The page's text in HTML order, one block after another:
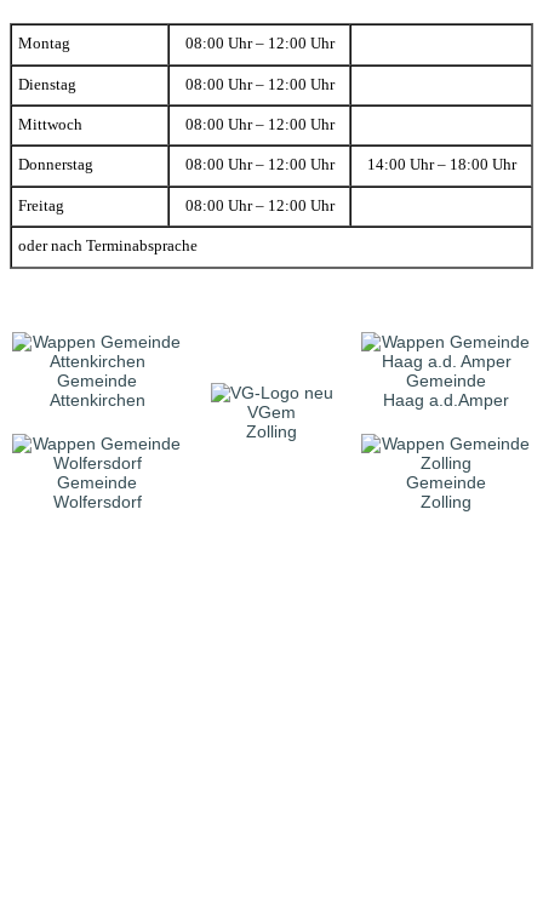
Montag 08:00 Uhr – 12:00 Uhr
Dienstag 08:00 Uhr – 12:00 Uhr
Mittwoch 08:00 Uhr – 12:00 Uhr
Donnerstag 08:00 Uhr – 12:00 Uhr 14:00 Uhr – 18:00 Uhr
Freitag 08:00 Uhr – 12:00 Uhr
oder nach Terminabsprache
Gemeinde
Attenkirchen
VGem
Zolling
Gemeinde
Haag a.d.Amper
Gemeinde
Wolfersdorf
Gemeinde
Zolling